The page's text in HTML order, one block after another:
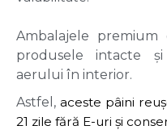
Ambalajele
produsele intacte
aerului în interior.
Astfel, aceste pâini
21 zile fără E-uri și